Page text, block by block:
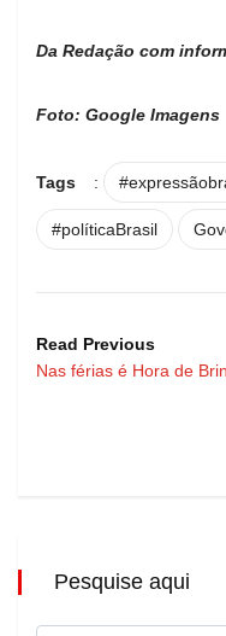
Da Redação com
Foto: Google Imagens
Tags :
#políticaBrasil
Read Previous
Nas férias é Hora de
Pesquise aqui